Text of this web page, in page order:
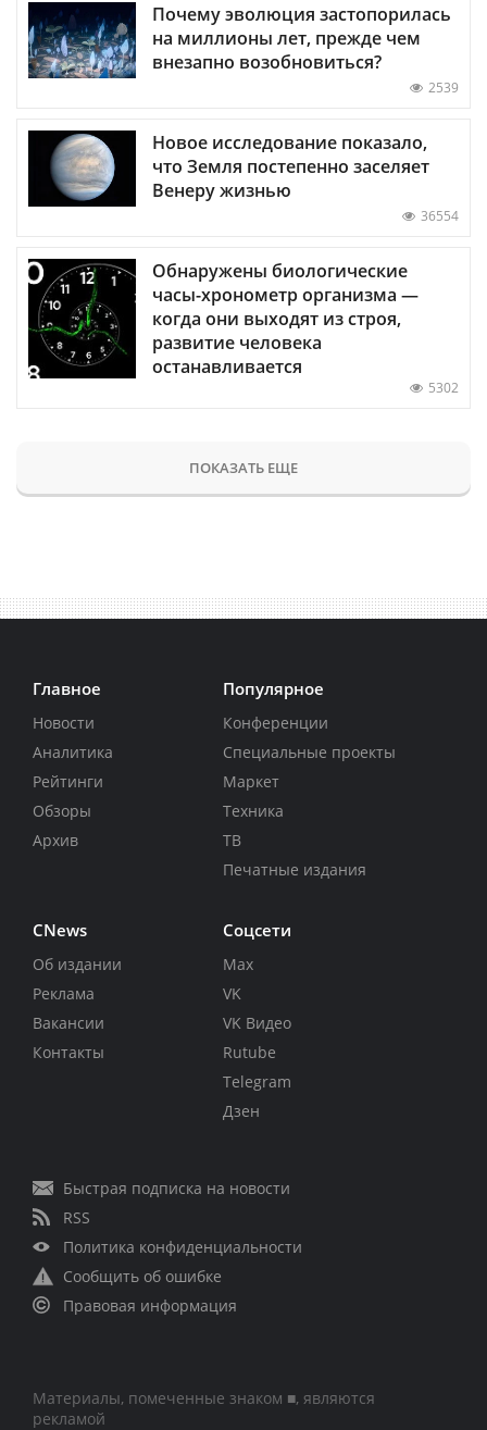
Почему эволюция застопорилась
на миллионы лет, прежде чем
внезапно возобновиться?
2539
Новое исследование показало,
что Земля постепенно заселяет
Венеру жизнью
36554
Обнаружены биологические
часы-хронометр организма —
когда они выходят из строя,
развитие человека
останавливается
5302
ПОКАЗАТЬ ЕЩЕ
Главное
Новости
Аналитика
Рейтинги
Обзоры
Архив
Популярное
Конференции
Специальные проекты
Маркет
Техника
ТВ
Печатные издания
CNews
Об издании
Реклама
Вакансии
Контакты
Соцсети
Max
VK
VK Видео
Rutube
Telegram
Дзен
Быстрая подписка на новости
RSS
Политика конфиденциальности
Сообщить об ошибке
Правовая информация
Материалы, помеченные знаком ■, являются
рекламой